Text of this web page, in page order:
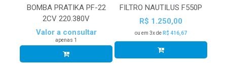
BOMBA PRATIKA PF-22
2CV 220.380V
Valor a consultar
apenas 1
FILTRO NAUTILUS F550P
R$ 1.250,00
ou em 3x de R$ 416,67